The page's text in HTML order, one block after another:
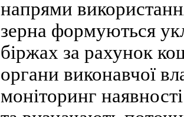
напрями
зерна формуються
біржах за рахунок
органи виконавчої
моніторинг